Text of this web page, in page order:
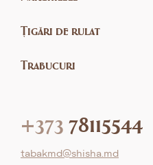
Țigări de rulat
Trabucuri
+373 78115544
tabakmd@shisha.md